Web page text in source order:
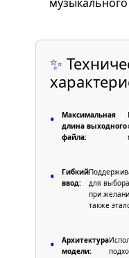
✨
•
Максимальная
длина выходного
файла:
•
Гибкий
ввод:
для
при
также
•
Архитектура
модели: